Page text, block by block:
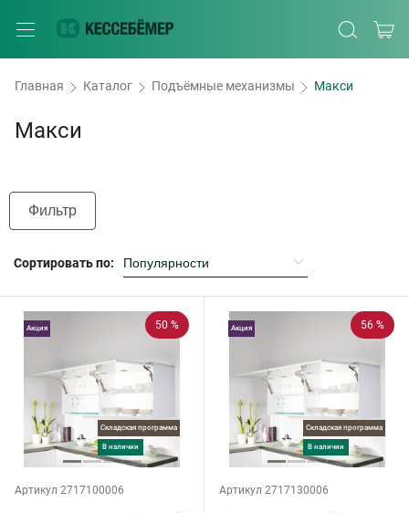
Главная Каталог Подъёмные механизмы Макси
Макси
Фильтр
Сортировать по:
50 %
Складская программа
в наличии
Акция
Артикул 2717100006
56 %
Складская программа
в наличии
Акция
Артикул 2717130006